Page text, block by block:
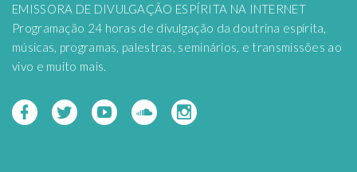
EMISSORA DE DIVULGAÇÃO ESPÍRITA NA INTERNET
Programação 24 horas de divulgação da doutrina espírita,
músicas, programas, palestras, seminários, e transmissões ao
vivo e muito mais.